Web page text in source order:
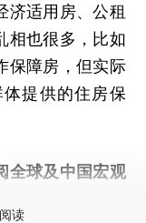
济适用房、公租
相也很多，比如
保障房，但实际
体提供的住房保
全球及中国宏观
读